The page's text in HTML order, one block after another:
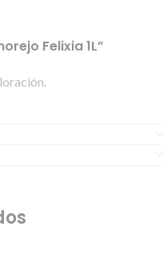
Felixia 1L”